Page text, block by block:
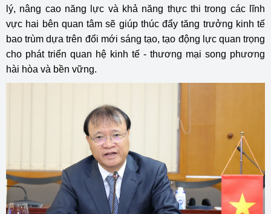
lý, nâng cao năng lực và khả năng thực thi trong các lĩnh
vực hai bên quan tâm sẽ giúp thúc đẩy tăng trưởng kinh tế
bao trùm dựa trên đổi mới sáng tạo, tạo động lực quan trọng
cho phát triển quan hệ kinh tế - thương mại song phương
hài hòa và bền vững.